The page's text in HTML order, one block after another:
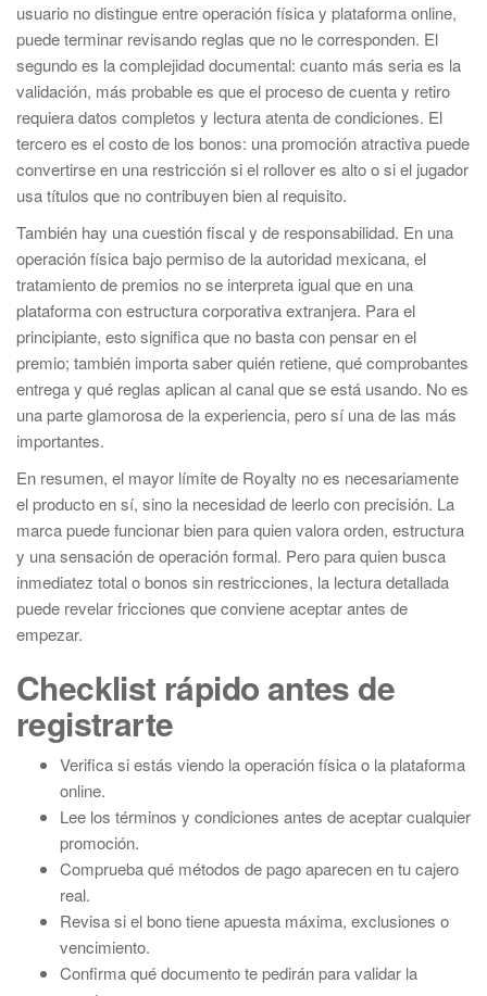
usuario no distingue entre operación física y plataforma online,
puede terminar revisando reglas que no le corresponden. El
segundo es la complejidad documental: cuanto más seria es la
validación, más probable es que el proceso de cuenta y retiro
requiera datos completos y lectura atenta de condiciones. El
tercero es el costo de los bonos: una promoción atractiva puede
convertirse en una restricción si el rollover es alto o si el jugador
usa títulos que no contribuyen bien al requisito.
También hay una cuestión fiscal y de responsabilidad. En una
operación física bajo permiso de la autoridad mexicana, el
tratamiento de premios no se interpreta igual que en una
plataforma con estructura corporativa extranjera. Para el
principiante, esto significa que no basta con pensar en el
premio; también importa saber quién retiene, qué comprobantes
entrega y qué reglas aplican al canal que se está usando. No es
una parte glamorosa de la experiencia, pero sí una de las más
importantes.
En resumen, el mayor límite de Royalty no es necesariamente
el producto en sí, sino la necesidad de leerlo con precisión. La
marca puede funcionar bien para quien valora orden, estructura
y una sensación de operación formal. Pero para quien busca
inmediatez total o bonos sin restricciones, la lectura detallada
puede revelar fricciones que conviene aceptar antes de
empezar.
Checklist rápido antes de
registrarte
Verifica si estás viendo la operación física o la plataforma
online.
Lee los términos y condiciones antes de aceptar cualquier
promoción.
Comprueba qué métodos de pago aparecen en tu cajero
real.
Revisa si el bono tiene apuesta máxima, exclusiones o
vencimiento.
Confirma qué documento te pedirán para validar la